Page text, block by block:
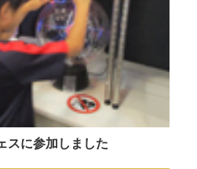
スに参加しました